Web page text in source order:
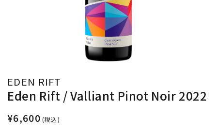
EDEN RIFT
Eden Rift / Valliant Pinot Noir 2022
¥6,600 (税込)